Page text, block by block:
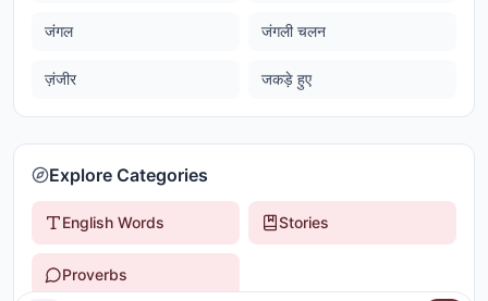
जंगल जंगली चलन
ज़ंजीर जकड़े हुए
Explore Categories
English Words Stories
Proverbs